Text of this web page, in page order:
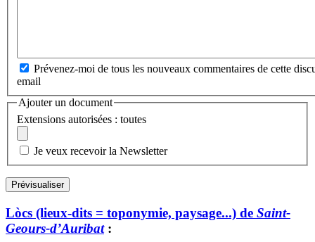
Prévenez-moi de tous les nouveaux commentaires de cette
email
Ajouter un document
Extensions autorisées : toutes
Je veux recevoir la Newsletter
Lòcs (lieux-dits = toponymie, paysage...) de Saint-
Geours-d’Auribat: